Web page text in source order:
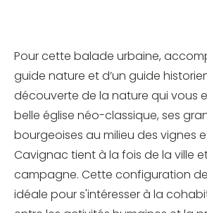
Pour cette balade urbaine,
guide nature et d’un guide
découverte de la nature qui vous
belle église néo-classique, ses
bourgeoises au milieu des vignes
Cavignac tient à la fois de la ville
campagne. Cette configuration
idéale pour s'intéresser à la